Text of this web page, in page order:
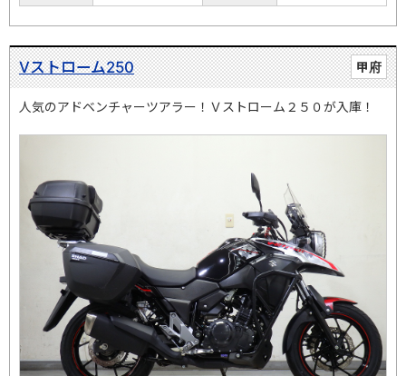
甲府
Vストローム250
人気のアドベンチャーツアラー！Ｖストローム２５０が入庫！